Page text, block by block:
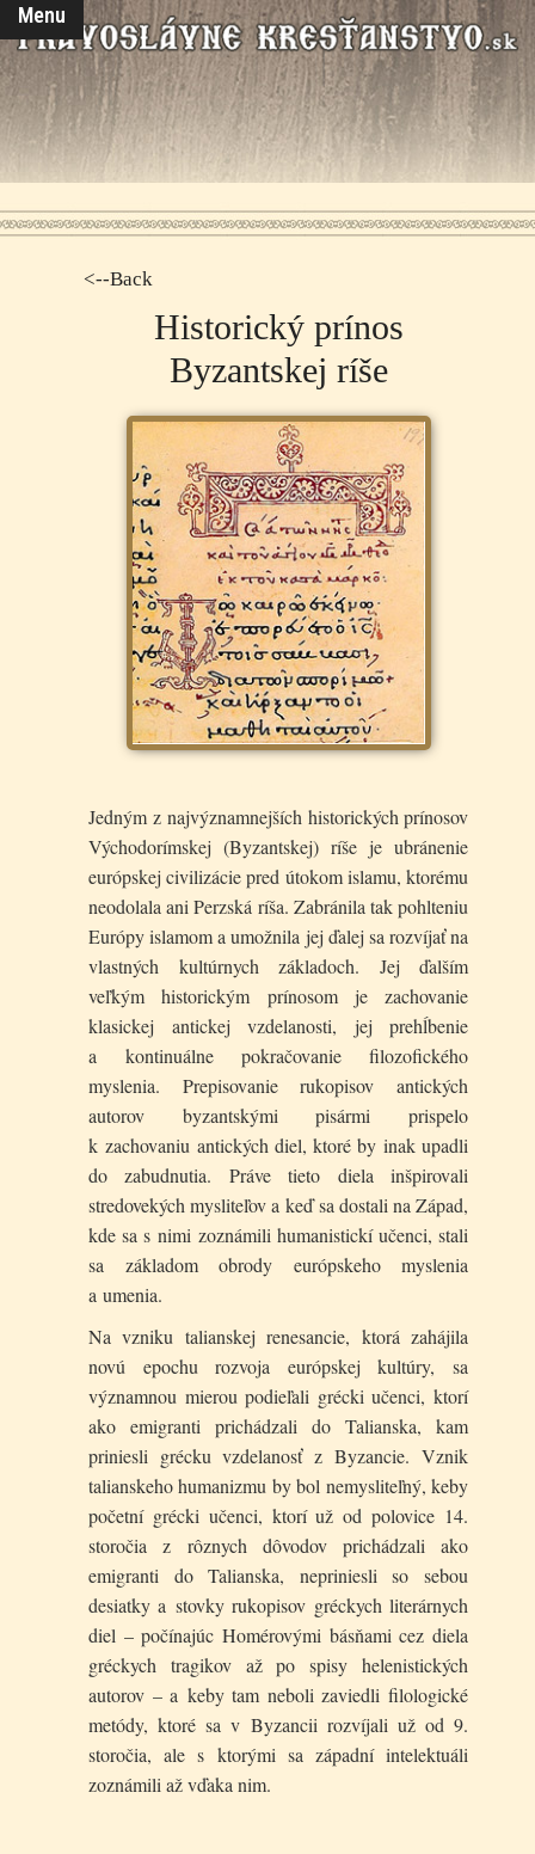
Menu
<--Back
Historický prínos
Byzantskej ríše
Jedným z najvýznamnejších historických prínosov
Východorímskej (Byzantskej) ríše je ubránenie
európskej civilizácie pred útokom islamu, ktorému
neodolala ani Perzská ríša. Zabránila tak pohlteniu
Európy islamom a umožnila jej ďalej sa rozvíjať na
vlastných kultúrnych základoch. Jej ďalším
veľkým historickým prínosom je zachovanie
klasickej antickej vzdelanosti, jej prehĺbenie
a kontinuálne pokračovanie filozofického
myslenia. Prepisovanie rukopisov antických
autorov byzantskými pisármi prispelo
k zachovaniu antických diel, ktoré by inak upadli
do zabudnutia. Práve tieto diela inšpirovali
stredovekých mysliteľov a keď sa dostali na Západ,
kde sa s nimi zoznámili humanistickí učenci, stali
sa základom obrody európskeho myslenia
a umenia.
Na vzniku talianskej renesancie, ktorá zahájila
novú epochu rozvoja európskej kultúry, sa
významnou mierou podieľali grécki učenci, ktorí
ako emigranti prichádzali do Talianska, kam
priniesli grécku vzdelanosť z Byzancie. Vznik
talianskeho humanizmu by bol nemysliteľný, keby
početní grécki učenci, ktorí už od polovice 14.
storočia z rôznych dôvodov prichádzali ako
emigranti do Talianska, nepriniesli so sebou
desiatky a stovky rukopisov gréckych literárnych
diel – počínajúc Homérovými básňami cez diela
gréckych tragikov až po spisy helenistických
autorov – a keby tam neboli zaviedli filologické
metódy, ktoré sa v Byzancii rozvíjali už od 9.
storočia, ale s ktorými sa západní intelektuáli
zoznámili až vďaka nim.